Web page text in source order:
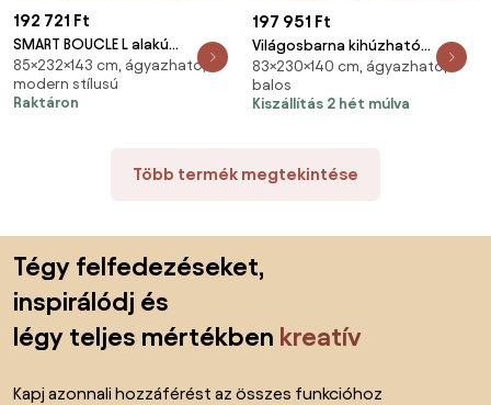
192 721 Ft
SMART BOUCLE L alakú
kihúzható, megfordítható
sarokkanapé 232x143 cm,
sötétbézs
85×232×143 cm, ágyazható,
modern stílusú
Raktáron
197 951 Ft
Világosbarna kihúzható
sarokkanapé CAVELO,
kétoldalas
83×230×140 cm, ágyazható,
balos
Kiszállítás 2 hét múlva
Több termék megtekintése
Tégy felfedezéseket,
inspirálódj és
légy teljes mértékben kreatív
Kapj azonnali hozzáférést az összes funkcióhoz